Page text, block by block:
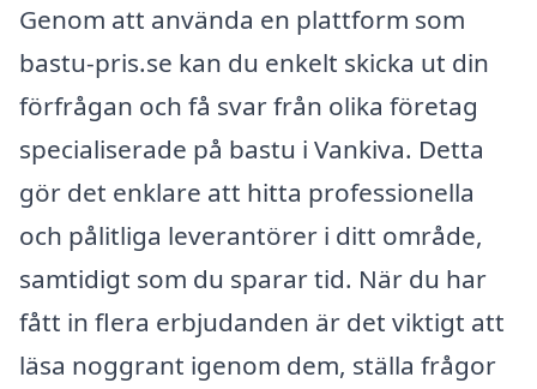
Genom att använda en plattform som
bastu-pris.se kan du enkelt skicka ut din
förfrågan och få svar från olika företag
specialiserade på bastu i Vankiva. Detta
gör det enklare att hitta professionella
och pålitliga leverantörer i ditt område,
samtidigt som du sparar tid. När du har
fått in flera erbjudanden är det viktigt att
läsa noggrant igenom dem, ställa frågor